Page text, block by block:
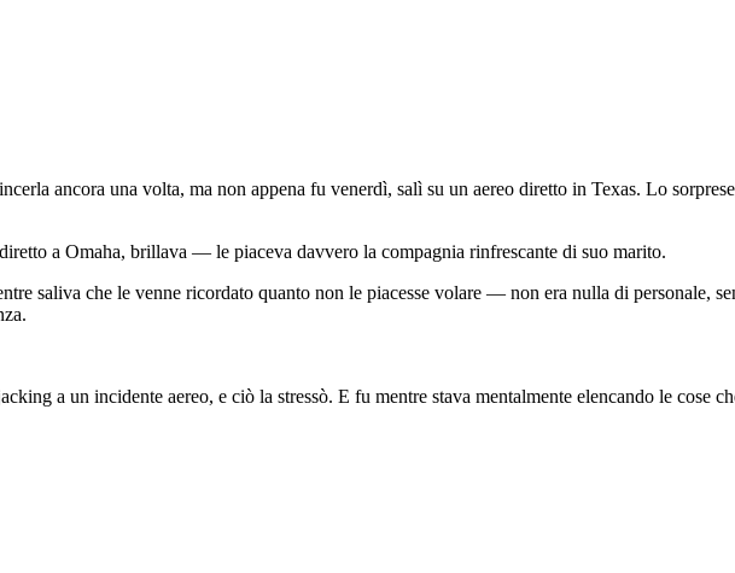
ancora una volta, ma non appena fu venerdì, salì su un aereo diretto in Texas. Lo
a Omaha, brillava — le piaceva davvero la compagnia rinfrescante di suo marito.
saliva che le venne ricordato quanto non le piacesse volare — non era nulla di personale,
a un incidente aereo, e ciò la stressò. E fu mentre stava mentalmente elencando le cose